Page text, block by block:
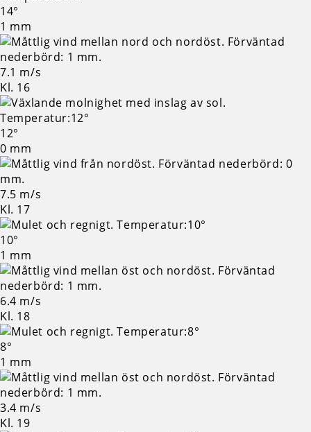
14°
1 mm
7.1 m/s
Kl. 16
12°
0 mm
7.5 m/s
Kl. 17
10°
1 mm
6.4 m/s
Kl. 18
8°
1 mm
3.4 m/s
Kl. 19